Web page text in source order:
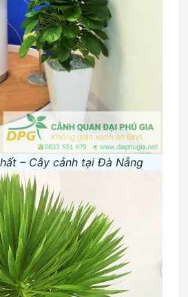
– Cây cảnh tại Đà Nẵng